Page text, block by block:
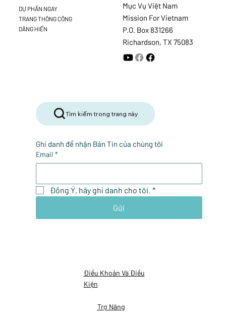
Điều Khoản Và Điều
Kiện
Trợ Năng
Tìm kiếm trong trang này
Ghi danh để nhận Bản Tin của chúng tôi
Email *
Đồng Ý, hãy ghi danh cho tôi. *
Gửi
Mục Vụ Việt Nam
Mission For Vietnam
P.O. Box 831266
Richardson, TX 75083
DỰ PHẦN NGAY
TRANG THÔNG CÔNG
DÂNG HIẾN